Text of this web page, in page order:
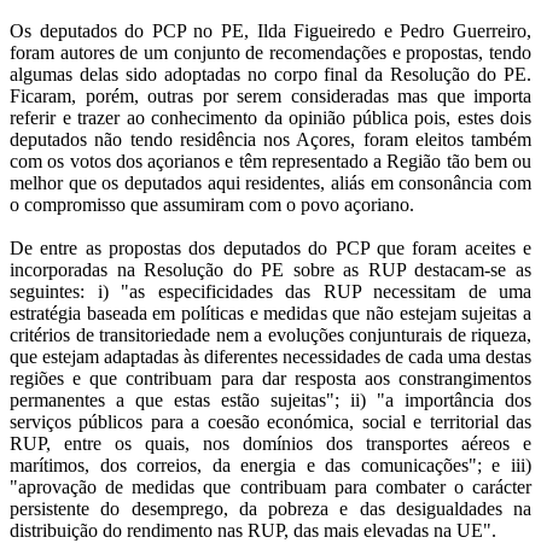
Os deputados do PCP no PE, Ilda Figueiredo e Pedro Guerreiro,
foram autores de um conjunto de recomendações e propostas, tendo
algumas delas sido adoptadas no corpo final da Resolução do PE.
Ficaram, porém, outras por serem consideradas mas que importa
referir e trazer ao conhecimento da opinião pública pois, estes dois
deputados não tendo residência nos Açores, foram eleitos também
com os votos dos açorianos e têm representado a Região tão bem ou
melhor que os deputados aqui residentes, aliás em consonância com
o compromisso que assumiram com o povo açoriano.
De entre as propostas dos deputados do PCP que foram aceites e
incorporadas na Resolução do PE sobre as RUP destacam-se as
seguintes: i) "as especificidades das RUP necessitam de uma
estratégia baseada em políticas e medidas que não estejam sujeitas a
critérios de transitoriedade nem a evoluções conjunturais de riqueza,
que estejam adaptadas às diferentes necessidades de cada uma destas
regiões e que contribuam para dar resposta aos constrangimentos
permanentes a que estas estão sujeitas"; ii) "a importância dos
serviços públicos para a coesão económica, social e territorial das
RUP, entre os quais, nos domínios dos transportes aéreos e
marítimos, dos correios, da energia e das comunicações"; e iii)
"aprovação de medidas que contribuam para combater o carácter
persistente do desemprego, da pobreza e das desigualdades na
distribuição do rendimento nas RUP, das mais elevadas na UE".